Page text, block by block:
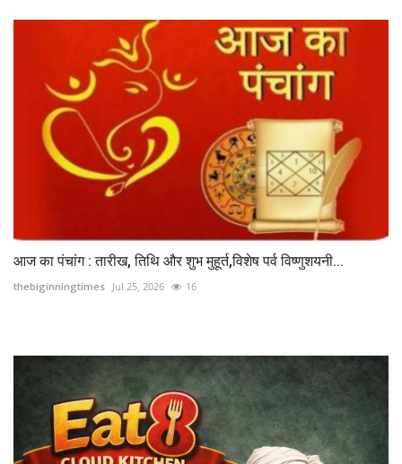
आज का पंचांग : तारीख, तिथि और शुभ मुहूर्त,विशेष पर्व विष्णुशयनी...
thebiginningtimes Jul 25, 2026 16